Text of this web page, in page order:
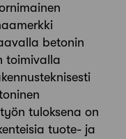
betonin
toimivalla
tuloksena on
tuote- ja